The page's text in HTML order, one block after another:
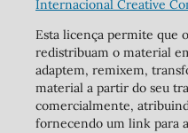
Internacional Creative
Esta licença permite que
redistribuam o material
adaptem, remixem,
material a partir do seu
comercialmente,
fornecendo um link para